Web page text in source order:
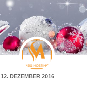
12. DEZEMBER 2016